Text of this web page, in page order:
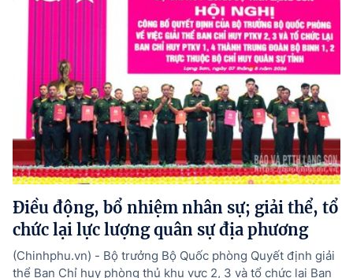
Điều động, bổ nhiệm nhân sự; giải thể, tổ
chức lại lực lượng quân sự địa phương
(Chinhphu.vn) - Bộ trưởng Bộ Quốc phòng Quyết định giải
thể Ban Chỉ huy phòng thủ khu vực 2, 3 và tổ chức lại Ban